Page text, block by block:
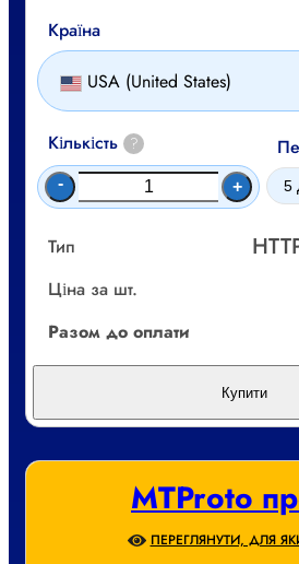
Країна
USA (United States)
Кількість ?
- +
Тип
Ціна за шт.
Разом до оплати
Купити
MTProto
ПЕРЕГЛЯНУТИ, ДЛЯ